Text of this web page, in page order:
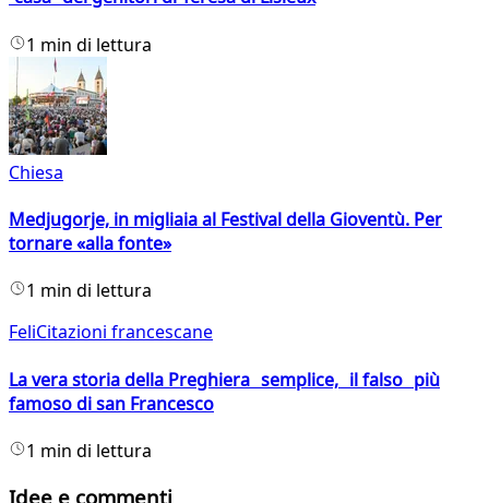
1 min di lettura
Chiesa
Medjugorje, in migliaia al Festival della Gioventù. Per
tornare «alla fonte»
1 min di lettura
FeliCitazioni francescane
La vera storia della Preghiera semplice, il falso più
famoso di san Francesco
1 min di lettura
Idee e commenti